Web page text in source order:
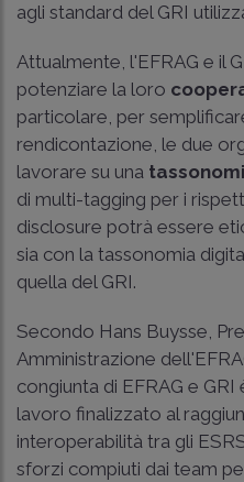
agli standard del GRI
Attualmente, l'EFRAG e il
potenziare la loro
particolare, per
rendicontazione, le due
lavorare su una
di multi-tagging per i
disclosure potrà essere
sia con la tassonomia
quella del GRI.
Secondo Hans Buysse,
Amministrazione
congiunta di EFRAG e
lavoro finalizzato al
interoperabilità tra gli
sforzi compiuti dai team